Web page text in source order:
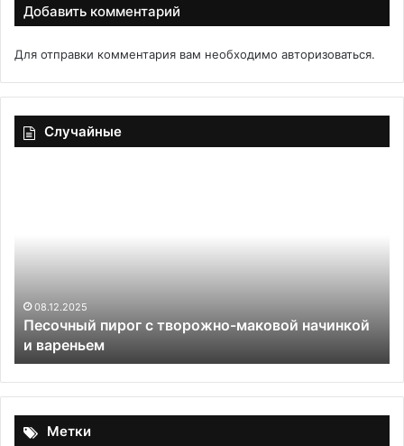
Добавить комментарий
Для отправки комментария вам необходимо авторизоваться.
Случайные
вареньем
08.12.2025
Песочный пирог с творожно-маковой начинкой
и вареньем
Метки